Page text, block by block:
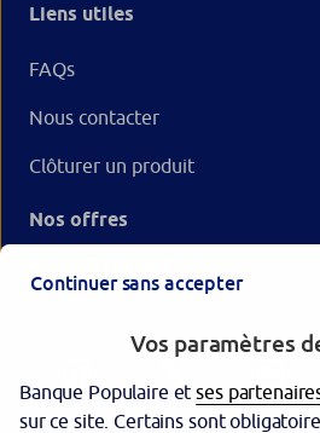
Liens utiles
FAQs
Nous contacter
Clôturer un produit
Nos offres
Continuer sans accepter
Vos paramètres
Banque Populaire etses
sur ce site. Certains sont